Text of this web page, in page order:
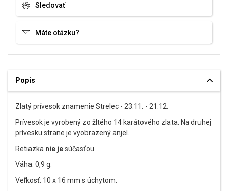
Sledovať
Máte otázku?
Popis
Zlatý prívesok znamenie Strelec - 23.11. - 21.12.
Prívesok je vyrobený zo žltého 14 karátového zlata. Na druhej
prívesku strane je vyobrazený anjel.
Retiazka nie jesúčasťou.
Váha: 0,9 g.
Veľkosť: 10 x 16 mm s úchytom.